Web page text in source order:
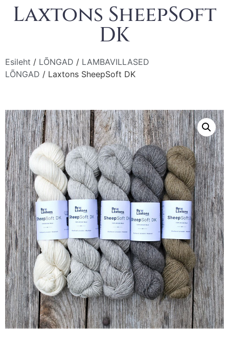
Laxtons SheepSoft
DK
Esileht / LÕNGAD / LAMBAVILLASED
LÕNGAD / Laxtons SheepSoft DK